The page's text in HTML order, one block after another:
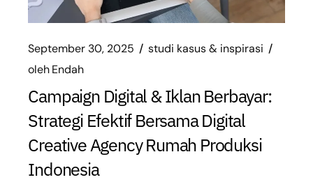
September 30, 2025
studi kasus & inspirasi
olehEndah
Campaign Digital & Iklan Berbayar:
Strategi Efektif Bersama Digital
Creative Agency Rumah Produksi
Indonesia